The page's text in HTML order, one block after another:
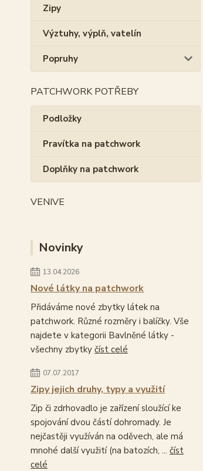
Zipy
Výztuhy, výplň, vatelín
Popruhy
PATCHWORK POTŘEBY
Podložky
Pravítka na patchwork
Doplňky na patchwork
VENIVE
Novinky
13.04.2026
Nové látky na patchwork
Přidáváme nové zbytky látek na
patchwork. Různé rozměry i balíčky. Vše
najdete v kategorii Bavlněné látky -
všechny zbytky číst celé
07.07.2017
Zipy jejich druhy, typy a využití
Zip či zdrhovadlo je zařízení sloužící ke
spojování dvou částí dohromady. Je
nejčastěji využíván na oděvech, ale má
mnohé další využití (na batozích, ... číst
celé